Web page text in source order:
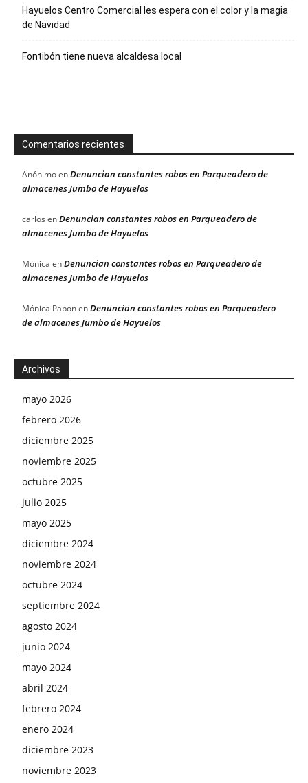
Hayuelos Centro Comercial les espera con el color y la magia
de Navidad
Fontibón tiene nueva alcaldesa local
Comentarios recientes
AnónimoenDenuncian constantes robos en Parqueadero de
almacenes Jumbo de Hayuelos
carlos enDenuncian constantes robos en Parqueadero de
almacenes Jumbo de Hayuelos
Mónica enDenuncian constantes robos en Parqueadero de
almacenes Jumbo de Hayuelos
Mónica PabonenDenuncian constantes robos en Parqueadero
de almacenes Jumbo de Hayuelos
Archivos
mayo 2026
febrero 2026
diciembre 2025
noviembre 2025
octubre 2025
julio 2025
mayo 2025
diciembre 2024
noviembre 2024
octubre 2024
septiembre 2024
agosto 2024
junio 2024
mayo 2024
abril 2024
febrero 2024
enero 2024
diciembre 2023
noviembre 2023